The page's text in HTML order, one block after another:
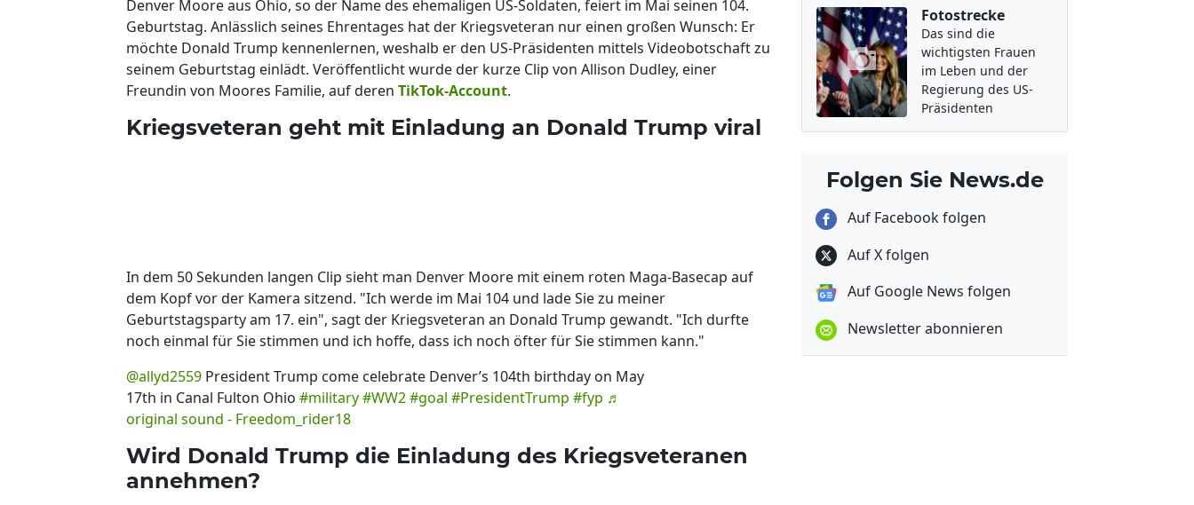
Denver Moore aus Ohio, so der Name des ehemaligen US-Soldaten, feiert im Mai seinen 104.
Geburtstag. Anlässlich seines Ehrentages hat der Kriegsveteran nur einen großen Wunsch: Er
möchte Donald Trump kennenlernen, weshalb er den US-Präsidenten mittels Videobotschaft zu
seinem Geburtstag einlädt. Veröffentlicht wurde der kurze Clip von Allison Dudley, einer
Freundin von Moores Familie, auf deren TikTok-Account.
Kriegsveteran geht mit Einladung an Donald Trump viral
In dem 50 Sekunden langen Clip sieht man Denver Moore mit einem roten Maga-Basecap auf
dem Kopf vor der Kamera sitzend. "Ich werde im Mai 104 und lade Sie zu meiner
Geburtstagsparty am 17. ein", sagt der Kriegsveteran an Donald Trump gewandt. "Ich durfte
noch einmal für Sie stimmen und ich hoffe, dass ich noch öfter für Sie stimmen kann."
@allyd2559 President Trump come celebrate Denver’s 104th birthday on May
17th in Canal Fulton Ohio #military#WW2#goal #PresidentTrump #fyp ♬
original sound - Freedom_rider18
Wird Donald Trump die Einladung des Kriegsveteranen
annehmen?
Fotostrecke
Das sind die
wichtigsten Frauen
im Leben und der
Regierung des US-
Präsidenten
Folgen Sie News.de
Auf Facebook folgen
Auf X folgen
Auf Google News folgen
Newsletter abonnieren